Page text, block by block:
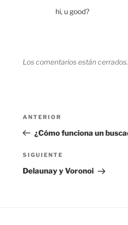
hi, u good?
Los comentarios están cerrados.
entradas
Entrada
anterior:
ANTERIOR
¿Cómo funciona un
Siguiente
entrada
SIGUIENTE
Delaunay y Voronoi